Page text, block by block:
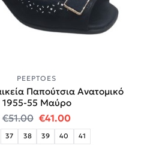
PEEPTOES
Παπούτσια Aνατομικό
1955-55 Μαύρο
€51.00 Original price was:
€41.00Η τρέχουσα
37 38 39 40 41